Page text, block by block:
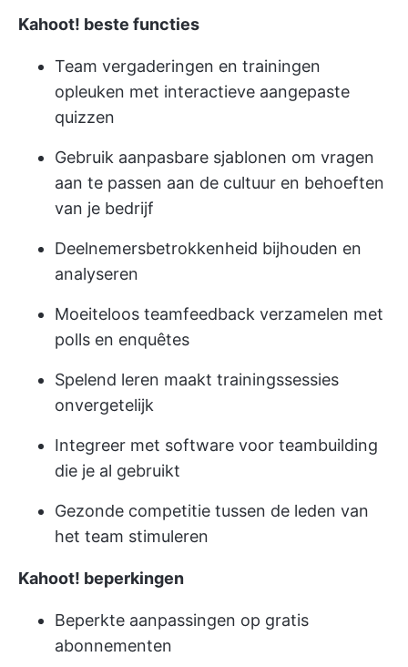
Kahoot! beste functies
Team vergaderingen en trainingen
opleuken met interactieve aangepaste
quizzen
Gebruik aanpasbare sjablonen om vragen
aan te passen aan de cultuur en behoeften
van je bedrijf
Deelnemersbetrokkenheid bijhouden en
analyseren
Moeiteloos teamfeedback verzamelen met
polls en enquêtes
Spelend leren maakt trainingssessies
onvergetelijk
Integreer met software voor teambuilding
die je al gebruikt
Gezonde competitie tussen de leden van
het team stimuleren
Kahoot! beperkingen
Beperkte aanpassingen op gratis
abonnementen